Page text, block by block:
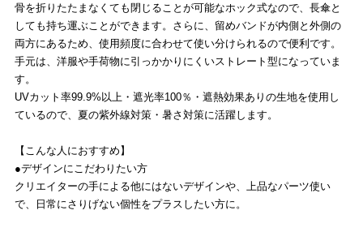
骨を折りたたまなくても閉じることが可能なホック式なので、長傘と
しても持ち運ぶことができます。さらに、留めバンドが内側と外側の
両方にあるため、使用頻度に合わせて使い分けられるので便利です。
手元は、洋服や手荷物に引っかかりにくいストレート型になっていま
す。
UVカット率99.9%以上・遮光率100％・遮熱効果ありの生地を使用し
ているので、夏の紫外線対策・暑さ対策に活躍します。
【こんな人におすすめ】
●デザインにこだわりたい方
クリエイターの手による他にはないデザインや、上品なパーツ使い
で、日常にさりげない個性をプラスしたい方に。